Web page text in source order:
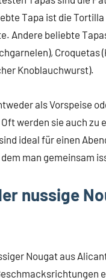
Tapa ist die
Andere beliebte
Croquetas
Knoblauchwurst).
als Vorspeise
werden sie auch zu
ideal für einen
man gemeinsam
nussige
Nougat aus